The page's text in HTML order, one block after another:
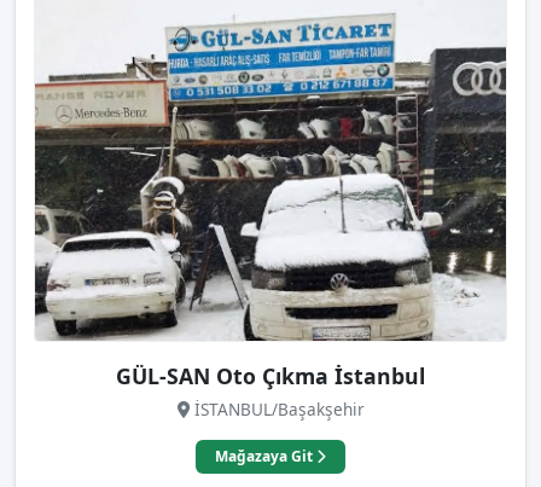
GÜL-SAN Oto Çıkma İstanbul
İSTANBUL/Başakşehir
Mağazaya Git